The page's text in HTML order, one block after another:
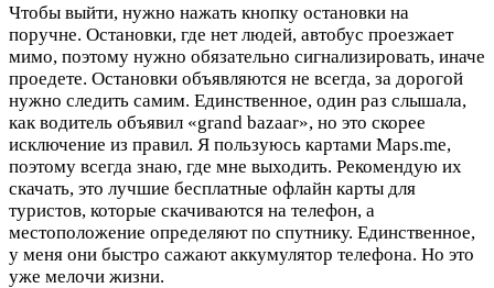
Чтобы выйти, нужно нажать кнопку остановки на
поручне. Остановки, где нет людей, автобус проезжает
мимо, поэтому нужно обязательно сигнализировать, иначе
проедете. Остановки объявляются не всегда, за дорогой
нужно следить самим. Единственное, один раз слышала,
как водитель объявил «grand bazaar», но это скорее
исключение из правил. Я пользуюсь картами Maps.me,
поэтому всегда знаю, где мне выходить. Рекомендую их
скачать, это лучшие бесплатные офлайн карты для
туристов, которые скачиваются на телефон, а
местоположение определяют по спутнику. Единственное,
у меня они быстро сажают аккумулятор телефона. Но это
уже мелочи жизни.